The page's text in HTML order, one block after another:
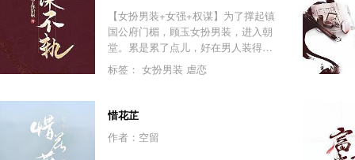
【女扮男装+女强+权谋】为了撑起镇
国公府门楣，顾玉女扮男装，进入朝
堂。累是累了点儿，好在男人装得
像，倒也安稳。直到她遇到命中的扫
把星——逍遥王君泽，开启了无限倒
逍遥王跟光风霁月的顾世子是死对头
直到某一天，众人推开门，逍遥王竟
然把顾世子按在床上亲。“世风日
标签： 女扮男装 虐恋
惜花芷
作者：空留